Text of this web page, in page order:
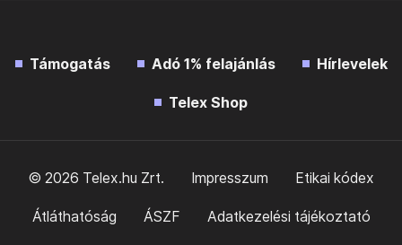
Támogatás Adó 1% felajánlás Hírlevelek
Telex Shop
© 2026 Telex.hu Zrt. Impresszum Etikai kódex
Átláthatóság ÁSZF Adatkezelési tájékoztató